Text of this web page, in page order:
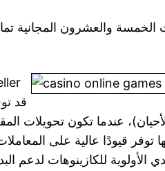
الخمسة والعشرون المجانية
توفر قيودًا عالية على
الأولوية للكازينوهات لدعم